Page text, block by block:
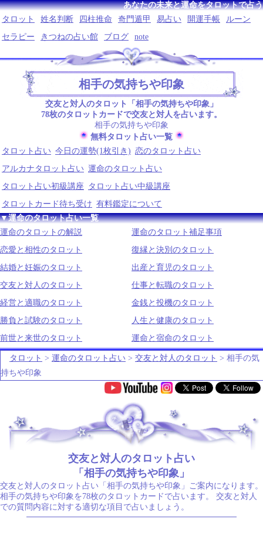
あなたの未来と運命をタロットで占う
タロット
姓名判断 四柱推命 奇門遁甲 易占い 開運手帳
ルーン
セラピー
きつねの占い館 ブログ note
相手の気持ちや印象
交友と対人のタロット「相手の気持ちや印象」
78枚のタロットカードで交友と対人を占います。
相手の気持ちや印象
無料タロット占い一覧
タロット占い 今日の運勢(1枚引き) 恋のタロット占い
アルカナタロット占い 運命のタロット占い
タロット占い初級講座
タロット占い中級講座
タロットカード待ち受け 有料鑑定について
▼運命のタロット占い一覧
運命のタロットの解説
運命のタロット補足事項
恋愛と相性のタロット
復縁と決別のタロット
結婚と妊娠のタロット
出産と育児のタロット
交友と対人のタロット
仕事と転職のタロット
経営と適職のタロット
金銭と投機のタロット
勝負と試験のタロット
人生と健康のタロット
前世と来世のタロット
運命と宿命のタロット
タロット > 運命のタロット占い > 交友と対人のタロット > 相手の気
持ちや印象
.
交友と対人のタロット占い
「相手の気持ちや印象」
交友と対人のタロット占い「相手の気持ちや印象」ご案内になります。
相手の気持ちや印象を78枚のタロットカードで占います。 交友と対人
での質問内容に対する適切な項目で占いましょう。